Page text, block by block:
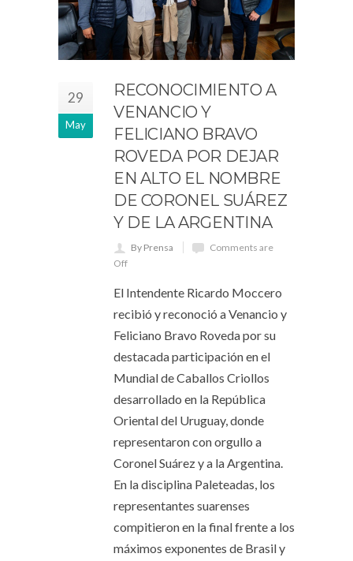
29
May
RECONOCIMIENTO A
VENANCIO Y
FELICIANO BRAVO
ROVEDA POR DEJAR
EN ALTO EL NOMBRE
DE CORONEL SUÁREZ
Y DE LA ARGENTINA
By Prensa
Comments are
Off
El Intendente Ricardo Moccero
recibió y reconoció a Venancio y
Feliciano Bravo Roveda por su
destacada participación en el
Mundial de Caballos Criollos
desarrollado en la República
Oriental del Uruguay, donde
representaron con orgullo a
Coronel Suárez y a la Argentina.
En la disciplina Paleteadas, los
representantes suarenses
compitieron en la final frente a los
máximos exponentes de Brasil y